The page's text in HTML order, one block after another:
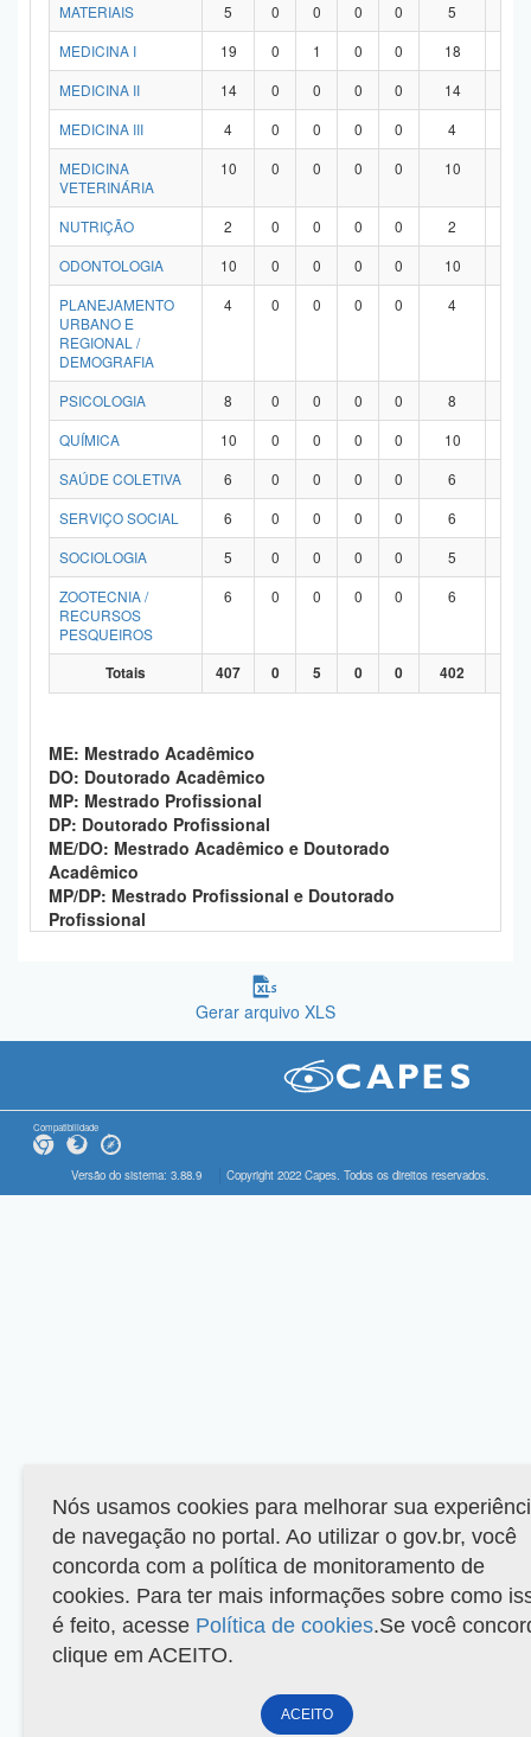
MATERIAIS 5 0 0 0 0 5
MEDICINA I
19 0 1 0 0 18
MEDICINA II
14 0 0 0 0 14
MEDICINA III
4 0 0 0 0 4
MEDICINA
VETERINÁRIA
10 0 0 0 0 10
NUTRIÇÃO 2 0 0 0 0 2
ODONTOLOGIA
10 0 0 0 0 10
PLANEJAMENTO
URBANO E
REGIONAL /
DEMOGRAFIA
4 0 0 0 0 4
PSICOLOGIA 8 0 0 0 0 8
QUÍMICA
10 0 0 0 0 10
SAÚDE COLETIVA
6 0 0 0 0 6
SERVIÇO SOCIAL
6 0 0 0 0 6
SOCIOLOGIA
5 0 0 0 0 5
ZOOTECNIA /
RECURSOS
PESQUEIROS
6 0 0 0 0 6
Totais 407 0 5 0 0 402
ME: Mestrado Acadêmico
DO: Doutorado Acadêmico
MP: Mestrado Profissional
DP: Doutorado Profissional
ME/DO: Mestrado Acadêmico e Doutorado
Acadêmico
MP/DP: Mestrado Profissional e Doutorado
Profissional
Gerar arquivo XLS
Compatibilidade
Versão do sistema: 3.88.9 Copyright 2022 Capes. Todos os direitos reservados.
Nós usamos cookies para melhorar sua
de navegação no portal. Ao utilizar o gov.br, você
concorda com a política de monitoramento de
cookies. Para ter mais informações sobre como
é feito, acesse Política de cookies.Se você
clique em ACEITO.
ACEITO